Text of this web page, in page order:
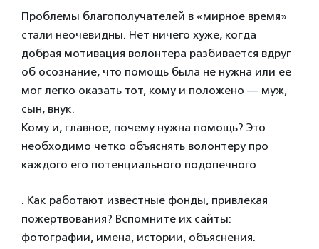
Проблемы благополучателей в «мирное время»
стали неочевидны. Нет ничего хуже, когда
добрая мотивация волонтера разбивается вдруг
об осознание, что помощь была не нужна или ее
мог легко оказать тот, кому и положено — муж,
сын, внук.
Кому и, главное, почему нужна помощь? Это
необходимо четко объяснять волонтеру про
каждого его потенциального подопечного
. Как работают известные фонды, привлекая
пожертвования? Вспомните их сайты:
фотографии, имена, истории, объяснения.